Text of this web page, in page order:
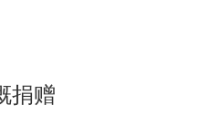
捐赠